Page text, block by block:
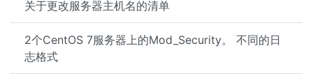
关于更改服务器主机名的清单
2个CentOS 7服务器上的Mod_Security。 不同的日
志格式